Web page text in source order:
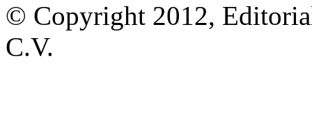
© Copyright 2012,
C.V.